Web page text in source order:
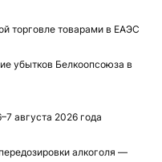
торговле товарами в ЕАЭС
убытков Белкоопсоюза в
августа 2026 года
алкоголя —